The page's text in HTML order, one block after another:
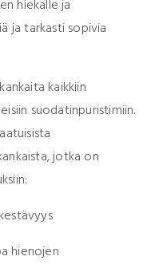
hiekalle ja
ja tarkasti sopivia
kaikkiin
suodatinpuristimiin.
jotka on
hienojen